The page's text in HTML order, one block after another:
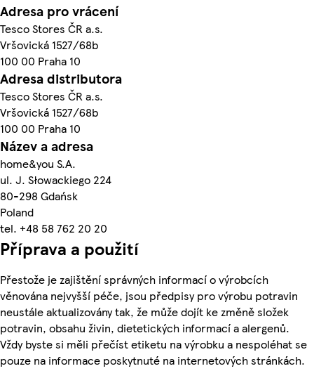
Adresa pro vrácení
Tesco Stores ČR a.s.
Vršovická 1527/68b
100 00 Praha 10
Adresa distributora
Tesco Stores ČR a.s.
Vršovická 1527/68b
100 00 Praha 10
Název a adresa
home&you S.A.
ul. J. Słowackiego 224
80-298 Gdańsk
Poland
tel. +48 58 762 20 20
Příprava a použití
Přestože je zajištění správných informací o výrobcích
věnována nejvyšší péče, jsou předpisy pro výrobu potravin
neustále aktualizovány tak, že může dojít ke změně složek
potravin, obsahu živin, dietetických informací a alergenů.
Vždy byste si měli přečíst etiketu na výrobku a nespoléhat se
pouze na informace poskytnuté na internetových stránkách.